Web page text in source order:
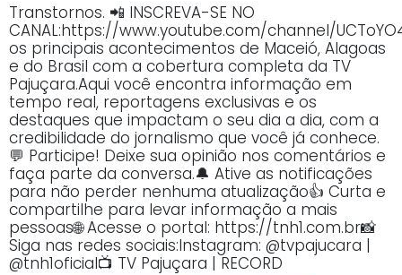
Transtornos. 📲 INSCREVA-SE NO
CANAL:https://www.youtube.com/channel/
os principais acontecimentos de Maceió, Alagoas
e do Brasil com a cobertura completa da TV
Pajuçara.Aqui você encontra informação em
tempo real, reportagens exclusivas e os
destaques que impactam o seu dia a dia, com a
credibilidade do jornalismo que você já conhece.
💬 Participe! Deixe sua opinião nos comentários e
faça parte da conversa.🔔 Ative as notificações
para não perder nenhuma atualização👍 Curta e
compartilhe para levar informação a mais
pessoas🌐 Acesse o portal: https://tnh1.com.br📸
Siga nas redes sociais:Instagram: @tvpajucara |
@tnh1oficial📺 TV Pajuçara | RECORD